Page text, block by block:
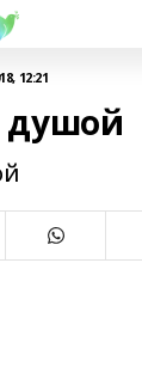
12:21
душой